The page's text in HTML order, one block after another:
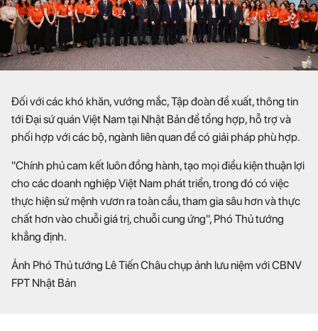
Đối với các khó khăn, vướng mắc, Tập đoàn đề xuất, thông tin
tới Đại sứ quán Việt Nam tại Nhật Bản để tổng hợp, hỗ trợ và
phối hợp với các bộ, ngành liên quan để có giải pháp phù hợp.
"Chính phủ cam kết luôn đồng hành, tạo mọi điều kiện thuận lợi
cho các doanh nghiệp Việt Nam phát triển, trong đó có việc
thực hiện sứ mệnh vươn ra toàn cầu, tham gia sâu hơn và thực
chất hơn vào chuỗi giá trị, chuỗi cung ứng", Phó Thủ tướng
khẳng định.
Ảnh Phó Thủ tướng Lê Tiến Châu chụp ảnh lưu niệm với CBNV
FPT Nhật Bản